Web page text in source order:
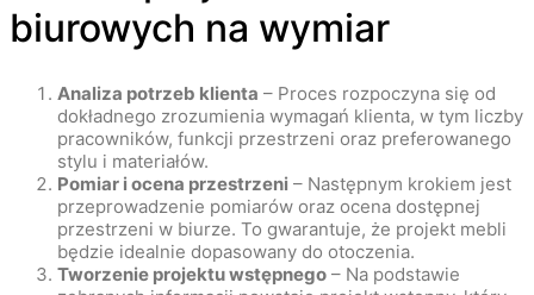
biurowych na wymiar
Analiza potrzeb klienta – Proces rozpoczyna się od
dokładnego zrozumienia wymagań klienta, w tym liczby
pracowników, funkcji przestrzeni oraz preferowanego
stylu i materiałów.
Pomiar i ocena przestrzeni – Następnym krokiem jest
przeprowadzenie pomiarów oraz ocena dostępnej
przestrzeni w biurze. To gwarantuje, że projekt mebli
będzie idealnie dopasowany do otoczenia.
Tworzenie projektu wstępnego – Na podstawie